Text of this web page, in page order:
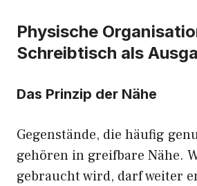
Physische
Schreibtisch als
Das Prinzip der Nähe
Gegenstände, die häufig
gehören in greifbare Nähe.
gebraucht wird, darf weiter